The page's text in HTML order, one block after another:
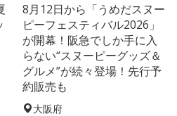
8月12日から「うめだスヌー
ピーフェスティバル2026」
が開幕！阪急でしか手に入
らない“スヌーピーグッズ＆
グルメ”が続々登場！先行予
約販売も
大阪府